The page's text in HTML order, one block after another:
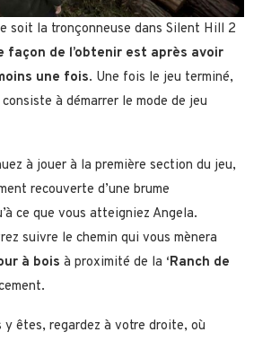
soit la tronçonneuse dans Silent Hill 2
façon de l’obtenir est après avoir
une fois. Une fois le jeu terminé,
à démarrer le mode de jeu
à jouer à la première section du jeu,
recouverte d’une brume
ce que vous atteigniez Angela.
suivre le chemin qui vous mènera
à bois à proximité de la ‘Ranch de
y êtes, regardez à votre droite, où